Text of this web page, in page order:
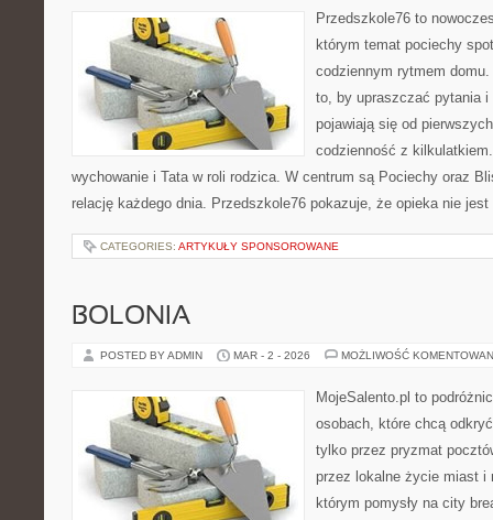
Przedszkole76 to
którym temat pociechy
codziennym rytmem
to, by upraszczać pytania
pojawiają się od
codzienność z
wychowanie i Tata w roli rodzica. W centrum są Pociechy oraz
relację każdego dnia. Przedszkole76 pokazuje, że opieka nie
CATEGORIES: ARTYKUŁY SPONSOROWANE
BOLONIA
POSTED BY ADMIN MAR - 2 - 2026 MOŻLIWOŚĆ
MojeSalento.pl to
osobach, które chcą
tylko przez pryzmat
przez lokalne życie miast i
którym pomysły na city